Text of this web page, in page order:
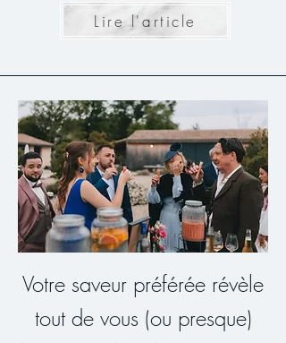
Lire l'article
Votre saveur préférée révèle
tout de vous (ou presque)